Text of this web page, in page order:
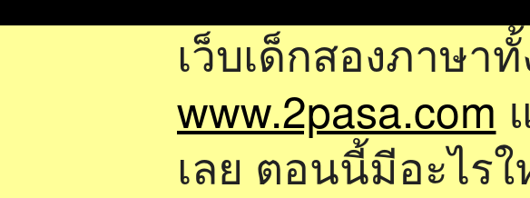
เว็บเด็กสองภาษา
www.2pasa.com
เลย ตอนนี้มีอะไร